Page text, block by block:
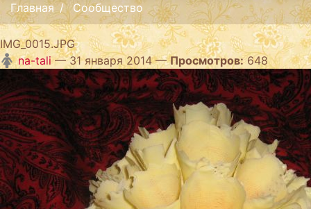
Главная Сообщество
IMG_0015.JPG
na-tali— 31 января 2014 —Просмотров:648